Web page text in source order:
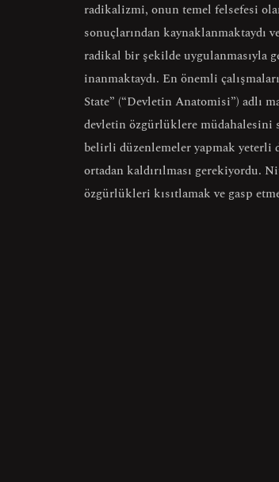
radikalizmi, onun temel felsefesi
sonuçlarından kaynaklanmaktaydı
radikal bir şekilde uygulanmasıyla
inanmaktaydı. En önemli
State” (“Devletin Anatomisi”) adlı
devletin özgürlüklere müdahalesini
belirli düzenlemeler yapmak yeterli
ortadan kaldırılması gerekiyordu.
özgürlükleri kısıtlamak ve gasp